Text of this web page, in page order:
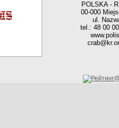
POLSKA -
00-000
ul.
tel.: 48 00